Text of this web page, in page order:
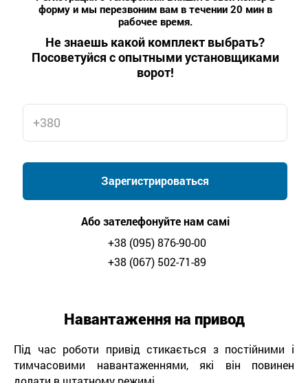
форму и мы перезвоним вам в течении 20 мин в
рабочее время.
Не знаешь какой комплект выбрать?
Посоветуйся с опытными установщиками
ворот!
Або зателефонуйте нам самі
+38 (095) 876-90-00
+38 (067) 502-71-89
Зарегистрироваться
Навантаження на привод
Під час роботи привід стикається з постійними і
тимчасовими навантаженнями, які він повинен